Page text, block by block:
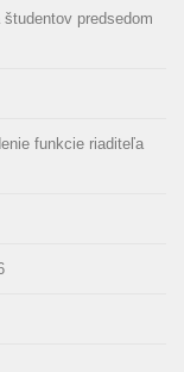
predsedom
funkcie riaditeľa